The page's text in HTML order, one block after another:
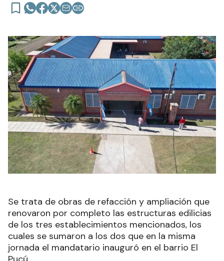
Se trata de obras de refacción y ampliación que
renovaron por completo las estructuras edilicias
de los tres establecimientos mencionados, los
cuales se sumaron a los dos que en la misma
jornada el mandatario inauguró en el barrio El